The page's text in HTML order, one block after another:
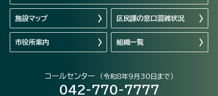
施設マップ 区民課の窓口混雑状況
市役所案内 組織一覧
コールセンター （令和8年9月30日まで）
042-770-7777